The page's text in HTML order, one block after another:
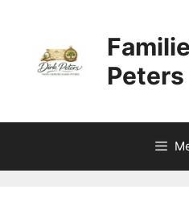
springen
Peters